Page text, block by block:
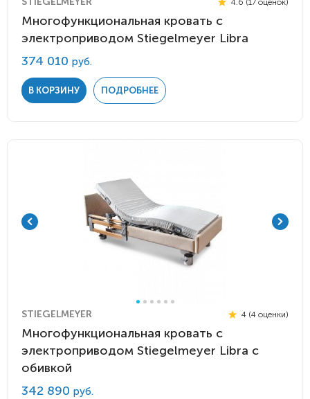
Многофункциональная кровать с
электроприводом Stiegelmeyer Libra
374 010 руб.
В КОРЗИНУ ПОДРОБНЕЕ
STIEGELMEYER 4 (4 оценки)
Многофункциональная кровать с
электроприводом Stiegelmeyer Libra с
обивкой
342 890 руб.